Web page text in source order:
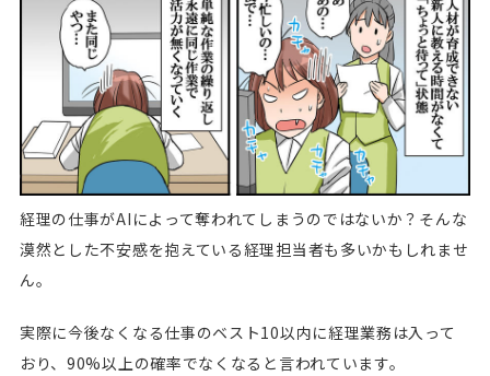
経理の仕事がAIによって奪われてしまうのではないか？そんな
漠然とした不安感を抱えている経理担当者も多いかもしれませ
ん。
実際に今後なくなる仕事のベスト10以内に経理業務は入って
おり、90%以上の確率でなくなると言われています。